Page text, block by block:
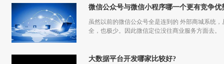
微信公众号与微信小程序哪一个更有竞争优
虽然以前的微信公众号全是连到的 外部商城系统
全，也极少。因此微信定位没往商业服务方面去。
大数据平台开发哪家比较好?